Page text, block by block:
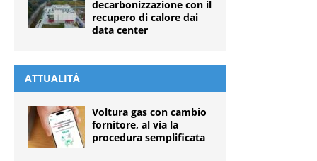
decarbonizzazione con il
recupero di calore dai
data center
ATTUALITÀ
Voltura gas con cambio
fornitore, al via la
procedura semplificata